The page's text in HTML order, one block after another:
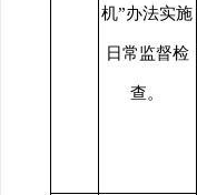
机”办法实施
日常监督检
查。